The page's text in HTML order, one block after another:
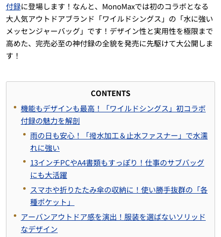
付録に登場します！なんと、MonoMaxでは初のコラボとなる
大人気アウトドアブランド「ワイルドシングス」の「水に強い
メッセンジャーバッグ」です！デザイン性と実用性を極限まで
高めた、完売必至の神付録の全貌を発売に先駆けて大公開しま
す！
CONTENTS
機能もデザインも最高！「ワイルドシングス」初コラボ
付録の魅力を解剖
雨の日も安心！「撥水加工＆止水ファスナー」で水濡
れに強い
13インチPCやA4書類もすっぽり！仕事のサブバッグ
にも大活躍
スマホや折りたたみ傘の収納に！使い勝手抜群の「各
種ポケット」
アーバンアウトドア感を演出！服装を選ばないソリッド
なデザイン